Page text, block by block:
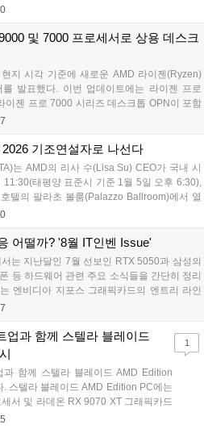
레이, 래디언스 코어, 유니버설 압축 등
트레이싱 성능을 개선하며 메모리 대역
및 7000 프로세서로 상용 데스크
지 시각 기준에 새로운 AMD 라이젠(Ryzen)
발표했다. 이번 업데이트에는 라이젠 프로
이젠 프로 7000 시리즈 데스크톱 OPN이 포함
위해 설계된 라이젠 프로 9000 시리즈는 고
적인 "젠 4(Zen 4)" 아키텍처를 기반으로 한다.
공하며 현대적 업무 환경에 최적화된 생산성을
기조연설자로 나선다
는 AMD의 리사 수(Lisa Su) CEO가 국내 시
태평양 표준시 기준 1월 5일 오후 6:30),
텔의 팔라초 볼룸(Palazzo Ballroom)에서 열
연설을 맡게 되었다고 발표했다. 리사 수 CEO
의 비전을 소개할 예정이며, AMD의 CPU,
주요 과제 해결에 어떻게 기여하고 있는지 설
어떨까? '8월 IT인벤 Issue'
는 지난달인 7월 선보인 RTX 5050과 삼성의
등 하드웨어 관련 주요 소식들을 간단히 정리
엔비디아 지포스 그래픽카드의 엔트리 라인
니다. 50 및 60 라인업의 제품은 가격 접근성
부터 혹평을 받고 있습니다....
업과 함께 스텔라 블레이드
과 함께 스텔라 블레이드 AMD Edition
. 스텔라 블레이드 AMD Edition PC에는
서 및 라데온 RX 9070 XT 그래픽카드
우 높음 그래픽 옵션과 4K 해상도에서
1